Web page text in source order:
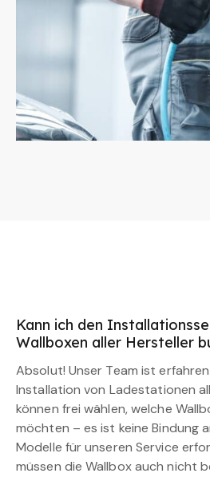
Kann ich den
Wallboxen aller Hersteller
Absolut! Unser Team ist
Installation von Ladestationen
können frei wählen, welche
möchten – es ist keine Bindung
Modelle für unseren Service
müssen die Wallbox auch nicht